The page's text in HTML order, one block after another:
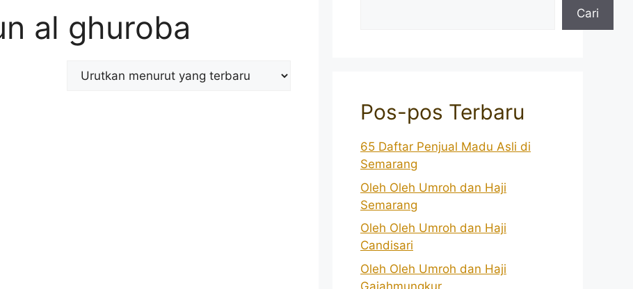
al ghuroba
Cari
Pos-pos Terbaru
65 Daftar Penjual Madu Asli di
Semarang
Oleh Oleh Umroh dan Haji
Semarang
Oleh Oleh Umroh dan Haji
Candisari
Oleh Oleh Umroh dan Haji
Gajahmungkur